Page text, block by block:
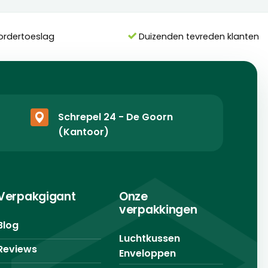
Duizenden tevreden klanten
Schrepel 24 - De Goorn
(Kantoor)
Onze
verpakkingen
Luchtkussen
Enveloppen